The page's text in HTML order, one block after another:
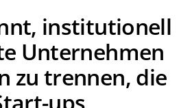
institutionell
Unternehmen
zu trennen, die
ups